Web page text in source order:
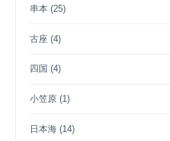
串本 (25)
古座 (4)
四国 (4)
小笠原 (1)
日本海 (14)